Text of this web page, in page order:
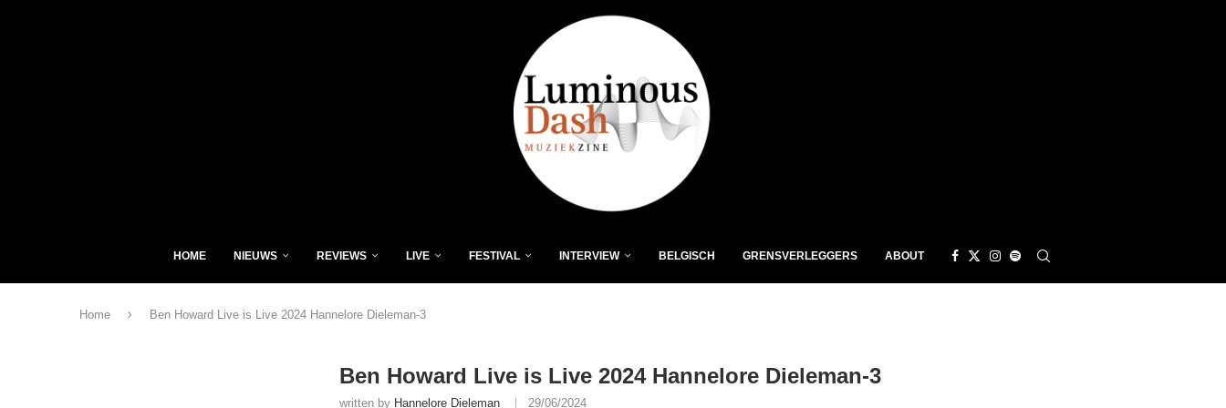
HOME NIEUWS REVIEWS LIVE FESTIVAL INTERVIEW BELGISCH GRENSVERLEGGERS ABOUT
Home Ben Howard Live is Live 2024 Hannelore Dieleman-3
Ben Howard Live is Live 2024 Hannelore Dieleman-3
written by Hannelore Dieleman 29/06/2024